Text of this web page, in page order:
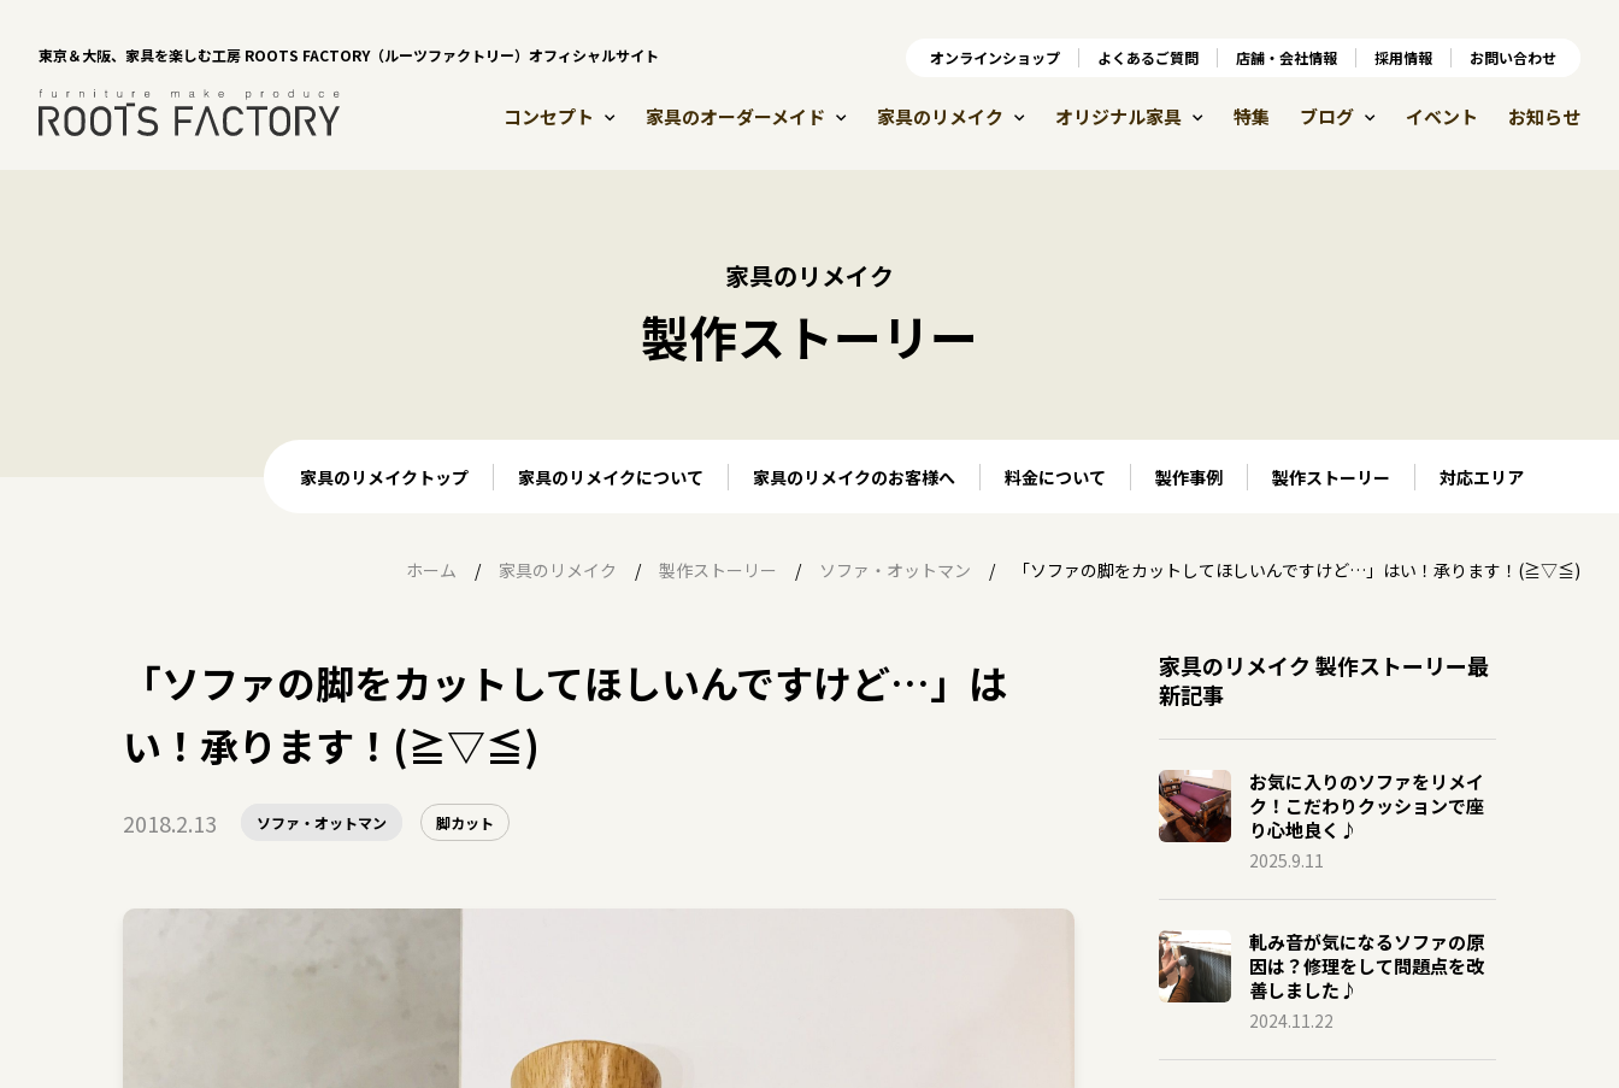
東京＆大阪、家具を楽しむ工房 ROOTS FACTORY（ルーツファクトリー）オフィシャルサイト オンラインショップ よくあるご質問 店舗・会社情報 採用情報
コンセプト 家具のオーダーメイド 家具のリメイク オリジナル家具 特集 ブログ イベント お知らせ
オンラインショップ よくあるご質問 店舗・会社情報 採用情報 お問い合わせ
家具のリメイク
製作ストーリー
家具のリメイクトップ 家具のリメイクについて 家具のリメイクのお客様へ 料金について 製作事例 製作ストーリー 対応エリア
ホーム 家具のリメイク 製作ストーリー ソファ・オットマン 「ソファの脚をカットしてほしいんですけど…」はい！承ります！(≧▽≦)
「ソファの脚をカットしてほしいんですけど…」は
い！承ります！(≧▽≦)
2018.2.13 ソファ・オットマン 脚カット
家具のリメイク 製作ストーリー最
新記事
お気に入りのソファをリメイ
ク！こだわりクッションで座
り心地良く♪
2025.9.11
軋み音が気になるソファの原
因は？修理をして問題点を改
善しました♪
2024.11.22